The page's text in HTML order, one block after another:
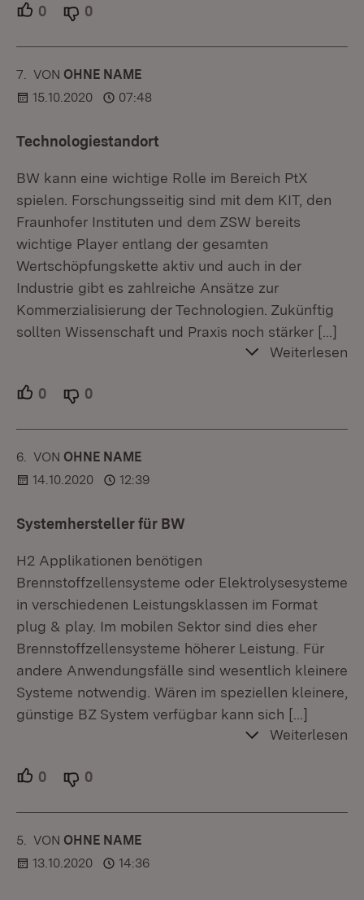
0 Unterstützer.
0
7. KOMMENTAR
VON :OHNE NAME
15.10.2020
07:48
Technologiestandort
BW kann eine wichtige Rolle im Bereich PtX
spielen. Forschungsseitig sind mit dem KIT, den
Fraunhofer Instituten und dem ZSW bereits
wichtige Player entlang der gesamten
Wertschöpfungskette aktiv und auch in der
Industrie gibt es zahlreiche Ansätze zur
Kommerzialisierung der Technologien. Zukünftig
sollten Wissenschaft und Praxis noch stärker […]
Weiterlesen
0 Unterstützer.
0
6. KOMMENTAR
VON :OHNE NAME
14.10.2020
12:39
Systemhersteller für BW
H2 Applikationen benötigen
Brennstoffzellensysteme oder Elektrolysesysteme
in verschiedenen Leistungsklassen im Format
plug & play. Im mobilen Sektor sind dies eher
Brennstoffzellensysteme höherer Leistung. Für
andere Anwendungsfälle sind wesentlich kleinere
Systeme notwendig. Wären im speziellen kleinere,
günstige BZ System verfügbar kann sich […]
Weiterlesen
0 Unterstützer.
0
5. KOMMENTAR
VON :OHNE NAME
13.10.2020
14:36